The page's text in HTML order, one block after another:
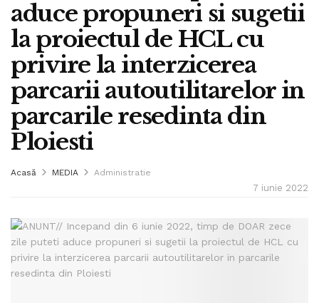
aduce propuneri si sugetii
la proiectul de HCL cu
privire la interzicerea
parcarii autoutilitarelor in
parcarile resedinta din
Ploiesti
Acasă MEDIA Administratie
7 iunie 2022